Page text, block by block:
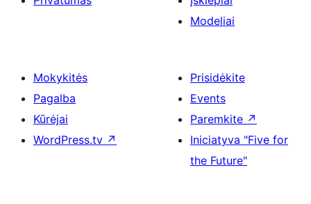
Modeliai
Mokykitės
Pagalba
Kūrėjai
WordPress.tv ↗
Prisidėkite
Events
Paremkite ↗
Iniciatyva "Five for
the Future"